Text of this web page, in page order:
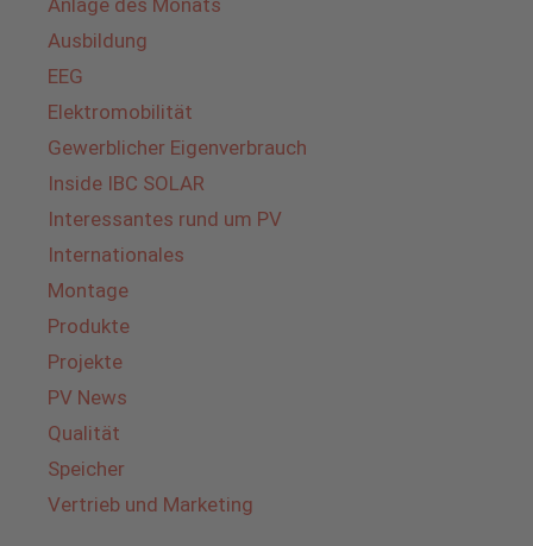
Ausbildung
EEG
Elektromobilität
Gewerblicher Eigenverbrauch
Inside IBC SOLAR
Interessantes rund um PV
Internationales
Montage
Produkte
Projekte
PV News
Qualität
Speicher
Vertrieb und Marketing